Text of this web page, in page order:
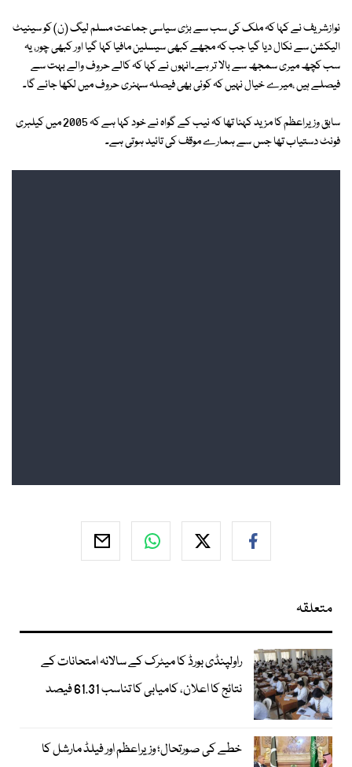
نوازشریف نے کہا کہ ملک کی سب سے بڑی سیاسی جماعت مسلم لیگ (ن) کو سینیٹ
الیکشن سے نکال دیا گیا جب کہ مجھے کبھی سیسلین مافیا کہا گیا اور کبھی چور، یہ
سب کچھ میری سمجھ سے بالا تر ہے۔انہوں نے کہا کہ کالے حروف والے بہت سے
فیصلے ہیں ،میرے خیال نہیں کہ کوئی بھی فیصلہ سہنری حروف میں لکھا جائے گا۔
سابق وزیراعظم کا مزید کہنا تھا کہ نیب کے گواہ نے خود کہا ہے کہ 2005 میں کیلبری
فونٹ دستیاب تھا جس سے ہمارے موقف کی تائید ہوتی ہے۔
متعلقہ
راولپنڈی بورڈ کا میٹرک کے سالانہ امتحانات کے
نتائج کا اعلان، کامیابی کا تناسب 61.31 فیصد
خطے کی صورتحال؛ وزیراعظم اور فیلڈ مارشل کا